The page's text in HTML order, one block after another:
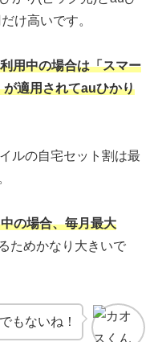
け高いです。
用中の場合は「スマー
適用されてauひかり
ルの自宅セット割は最
の場合、毎月最大
ためかなり大きいで
もないね！